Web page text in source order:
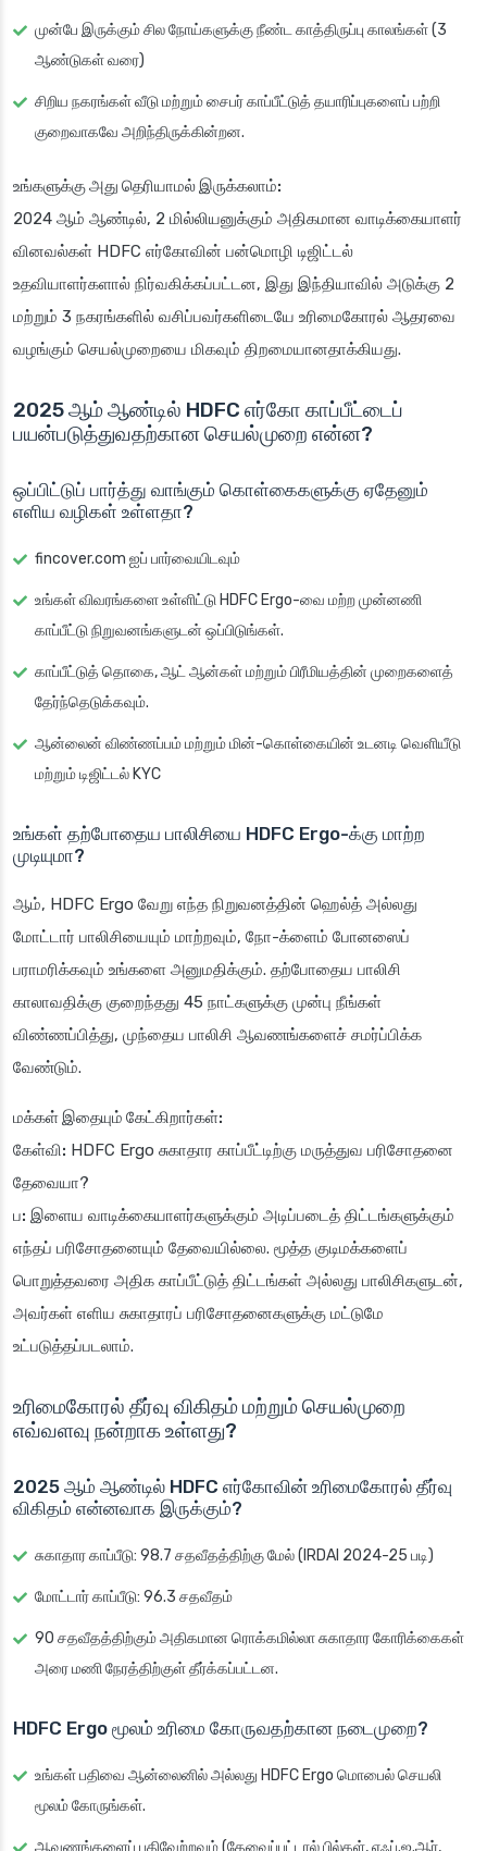
முன்பே இருக்கும் சில நோய்களுக்கு நீண்ட காத்திருப்பு காலங்கள் (3
ஆண்டுகள் வரை)
சிறிய நகரங்கள் வீடு மற்றும் சைபர் காப்பீட்டுத் தயாரிப்புகளைப் பற்றி
குறைவாகவே அறிந்திருக்கின்றன.
உங்களுக்கு அது தெரியாமல் இருக்கலாம்:
2024 ஆம் ஆண்டில், 2 மில்லியனுக்கும் அதிகமான வாடிக்கையாளர்
வினவல்கள் HDFC எர்கோவின் பன்மொழி டிஜிட்டல்
உதவியாளர்களால் நிர்வகிக்கப்பட்டன, இது இந்தியாவில் அடுக்கு 2
மற்றும் 3 நகரங்களில் வசிப்பவர்களிடையே உரிமைகோரல் ஆதரவை
வழங்கும் செயல்முறையை மிகவும் திறமையானதாக்கியது.
2025 ஆம் ஆண்டில் HDFC எர்கோ காப்பீட்டைப்
பயன்படுத்துவதற்கான செயல்முறை என்ன?
ஒப்பிட்டுப் பார்த்து வாங்கும் கொள்கைகளுக்கு ஏதேனும்
எளிய வழிகள் உள்ளதா?
fincover.com ஐப் பார்வையிடவும்
உங்கள் விவரங்களை உள்ளிட்டு HDFC Ergo-வை மற்ற முன்னணி
காப்பீட்டு நிறுவனங்களுடன் ஒப்பிடுங்கள்.
காப்பீட்டுத் தொகை, ஆட் ஆன்கள் மற்றும் பிரீமியத்தின் முறைகளைத்
தேர்ந்தெடுக்கவும்.
ஆன்லைன் விண்ணப்பம் மற்றும் மின்-கொள்கையின் உடனடி வெளியீடு
மற்றும் டிஜிட்டல் KYC
உங்கள் தற்போதைய பாலிசியை HDFC Ergo-க்கு மாற்ற
முடியுமா?
ஆம், HDFC Ergo வேறு எந்த நிறுவனத்தின் ஹெல்த் அல்லது
மோட்டார் பாலிசியையும் மாற்றவும், நோ-க்ளைம் போனஸைப்
பராமரிக்கவும் உங்களை அனுமதிக்கும். தற்போதைய பாலிசி
காலாவதிக்கு குறைந்தது 45 நாட்களுக்கு முன்பு நீங்கள்
விண்ணப்பித்து, முந்தைய பாலிசி ஆவணங்களைச் சமர்ப்பிக்க
வேண்டும்.
மக்கள் இதையும் கேட்கிறார்கள்:
கேள்வி: HDFC Ergo சுகாதார காப்பீட்டிற்கு மருத்துவ பரிசோதனை
தேவையா?
ப: இளைய வாடிக்கையாளர்களுக்கும் அடிப்படைத் திட்டங்களுக்கும்
எந்தப் பரிசோதனையும் தேவையில்லை. மூத்த குடிமக்களைப்
பொறுத்தவரை அதிக காப்பீட்டுத் திட்டங்கள் அல்லது பாலிசிகளுடன்,
அவர்கள் எளிய சுகாதாரப் பரிசோதனைகளுக்கு மட்டுமே
உட்படுத்தப்படலாம்.
உரிமைகோரல் தீர்வு விகிதம் மற்றும் செயல்முறை
எவ்வளவு நன்றாக உள்ளது?
2025 ஆம் ஆண்டில் HDFC எர்கோவின் உரிமைகோரல் தீர்வு
விகிதம் என்னவாக இருக்கும்?
சுகாதார காப்பீடு: 98.7 சதவீதத்திற்கு மேல் (IRDAI 2024-25 படி)
மோட்டார் காப்பீடு: 96.3 சதவீதம்
90 சதவீதத்திற்கும் அதிகமான ரொக்கமில்லா சுகாதார கோரிக்கைகள்
அரை மணி நேரத்திற்குள் தீர்க்கப்பட்டன.
HDFC Ergo மூலம் உரிமை கோருவதற்கான நடைமுறை?
உங்கள் பதிவை ஆன்லைனில் அல்லது HDFC Ergo மொபைல் செயலி
மூலம் கோருங்கள்.